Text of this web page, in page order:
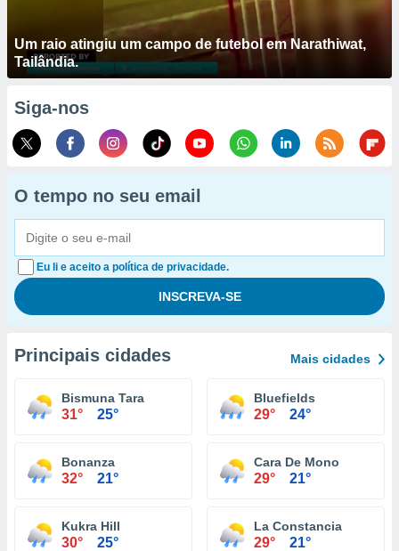
Um raio atingiu um campo de futebol em Narathiwat,
Tailândia.
Siga-nos
O tempo no seu email
Eu li e aceito a política de privacidade.
Principais cidades Mais cidades
Bismuna Tara
31° 25°
Bluefields
29° 24°
Bonanza
32° 21°
Cara De Mono
29° 21°
Kukra Hill
30° 25°
La Constancia
29° 21°